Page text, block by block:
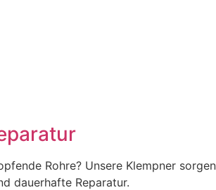
Rohre? Unsere Klempner sorgen
dauerhafte Reparatur.